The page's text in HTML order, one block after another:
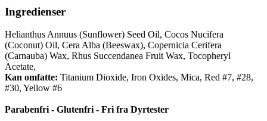
Ingredienser
Helianthus Annuus (Sunflower) Seed Oil, Cocos Nucifera
(Coconut) Oil, Cera Alba (Beeswax), Copernicia Cerifera
(Carnauba) Wax, Rhus Succendanea Fruit Wax, Tocopheryl
Acetate,
Kan omfatte: Titanium Dioxide, Iron Oxides, Mica, Red #7, #28,
#30, Yellow #6
Parabenfri - Glutenfri - Fri fra Dyrtester